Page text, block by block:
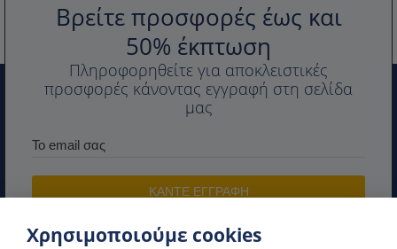
Βρείτε προσφορές έως και
50% έκπτωση
Πληροφορηθείτε για αποκλειστικές
προσφορές κάνοντας εγγραφή στη σελίδα
μας
Χρησιμοποιούμε cookies